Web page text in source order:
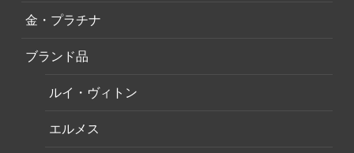
金・プラチナ
ブランド品
ルイ・ヴィトン
エルメス